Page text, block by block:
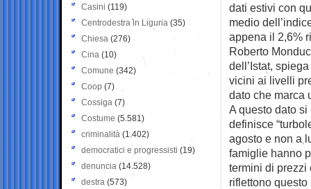
dati estivi con
medio
appena il 2,6%
Roberto
dell’Istat,
vicini ai livelli
dato che marca
A questo dato
definisce
agosto e non a
famiglie hanno
termini di prezzi
riflettono
Casini (119)
Centrodestra in Liguria (35)
Chiesa (276)
Cina (10)
Comune (342)
Coop (7)
Cossiga (7)
Costume (5.581)
criminalità (1.402)
democratici e progressisti (19)
denuncia (14.528)
destra (573)